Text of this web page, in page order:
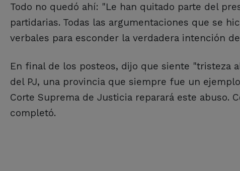
Todo no quedó ahí: "Le han quitado parte del
partidarias. Todas las argumentaciones que se
verbales para esconder la verdadera intención
En final de los posteos, dijo que siente "tristeza
del PJ, una provincia que siempre fue un
Corte Suprema de Justicia reparará este abuso.
completó.